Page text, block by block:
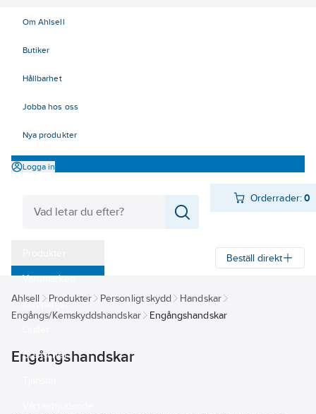
Om Ahlsell
Butiker
Hållbarhet
Jobba hos oss
Nya produkter
Logga in
Orderrader:0
Varumärken
Kampanjer
Branscher
Beställ direkt
Ahlsell Produkter Personligt skydd
Handskar
Engångs/Kemskyddshandskar
Engångshandskar
Engångshandskar